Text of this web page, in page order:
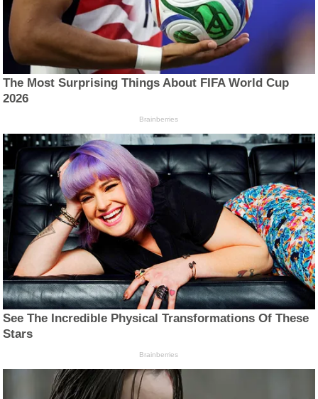
The Most Surprising Things About FIFA World Cup
2026
Brainberries
See The Incredible Physical Transformations Of These
Stars
Brainberries